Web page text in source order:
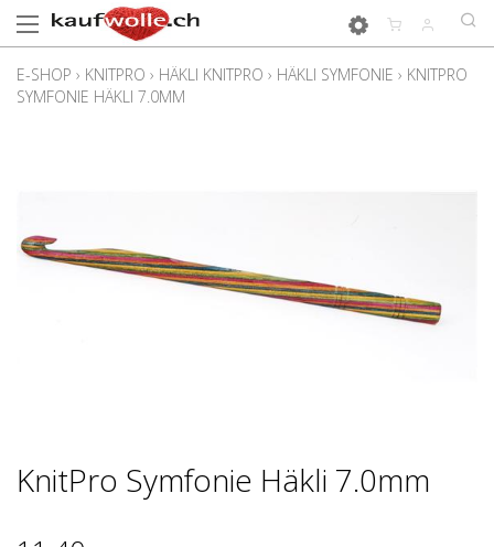
E-SHOP › KNITPRO › HÄKLI KNITPRO › HÄKLI SYMFONIE › KNITPRO
SYMFONIE HÄKLI 7.0MM
KnitPro Symfonie Häkli 7.0mm